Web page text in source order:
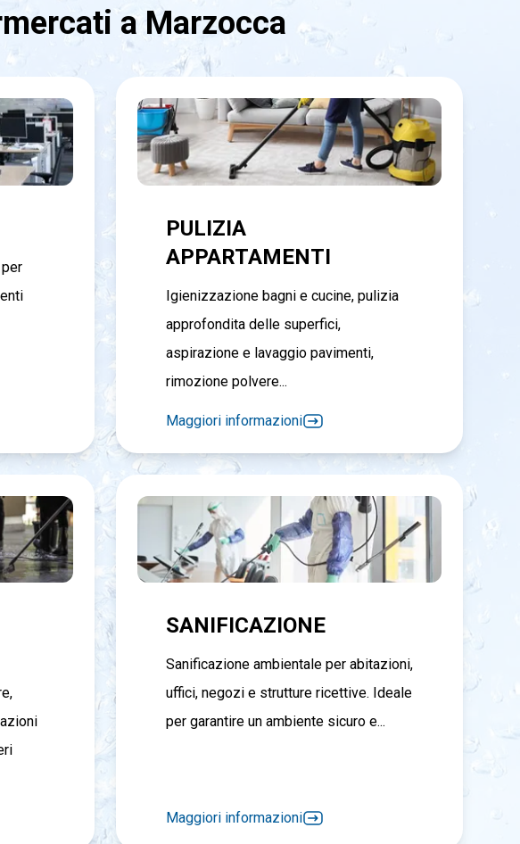
a Marzocca
PULIZIA
APPARTAMENTI
Igienizzazione bagni e cucine, pulizia
approfondita delle superfici,
aspirazione e lavaggio pavimenti,
rimozione polvere...
Maggiori informazioni
SANIFICAZIONE
Sanificazione ambientale per abitazioni,
uffici, negozi e strutture ricettive. Ideale
per garantire un ambiente sicuro e...
Maggiori informazioni